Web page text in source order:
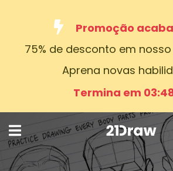
Promoção
75% de desconto em
Aprena novas
Termina em
Cursos
Blog